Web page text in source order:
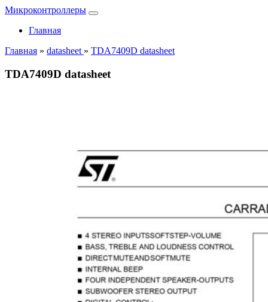
Микроконтроллеры
Главная
Главная » datasheet » TDA7409D datasheet
TDA7409D datasheet